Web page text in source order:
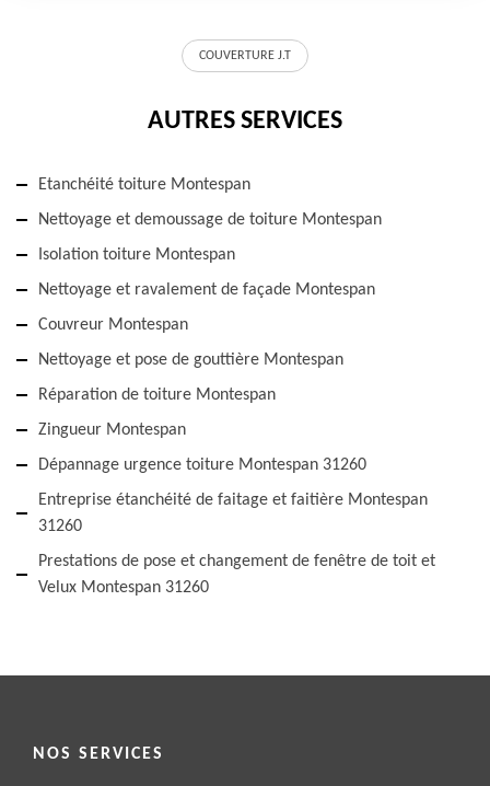
COUVERTURE J.T
AUTRES SERVICES
Etanchéité toiture Montespan
Nettoyage et demoussage de toiture Montespan
Isolation toiture Montespan
Nettoyage et ravalement de façade Montespan
Couvreur Montespan
Nettoyage et pose de gouttière Montespan
Réparation de toiture Montespan
Zingueur Montespan
Dépannage urgence toiture Montespan 31260
Entreprise étanchéité de faitage et faitière Montespan
31260
Prestations de pose et changement de fenêtre de toit et
Velux Montespan 31260
NOS SERVICES